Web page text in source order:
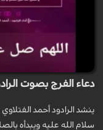
دعاء الفرج بصوت
ينشد الرادود أحمد
سلام الله عليه ويبدأه